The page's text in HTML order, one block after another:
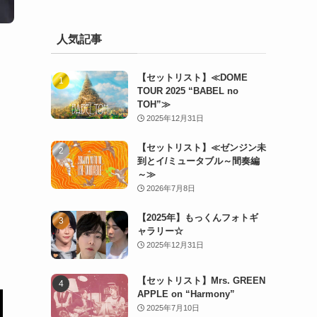
人気記事
【セットリスト】≪DOME
TOUR 2025 “BABEL no
TOH”≫
2025年12月31日
【セットリスト】≪ゼンジン未
到とイ/ミュータブル～間奏編
～≫
2026年7月8日
【2025年】もっくんフォトギ
ャラリー☆
2025年12月31日
【セットリスト】Mrs. GREEN
APPLE on “Harmony”
2025年7月10日